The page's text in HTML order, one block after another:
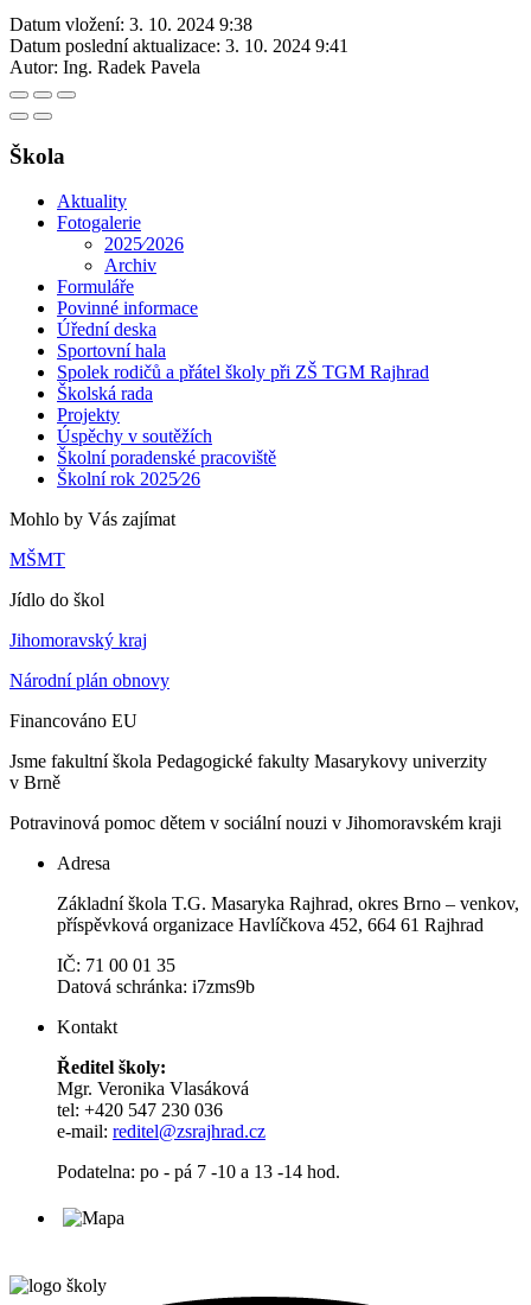
Datum vložení: 3. 10. 2024 9:38
Datum poslední aktualizace: 3. 10. 2024 9:41
Autor: Ing. Radek Pavela
Škola
Aktuality
Fotogalerie
2025⁄2026
Archiv
Formuláře
Povinné informace
Úřední deska
Sportovní hala
Spolek rodičů a přátel školy při ZŠ TGM Rajhrad
Školská rada
Projekty
Úspěchy v soutěžích
Školní poradenské pracoviště
Školní rok 2025⁄26
Mohlo by Vás zajímat
MŠMT
Jídlo do škol
Jihomoravský kraj
Národní plán obnovy
Financováno EU
Jsme fakultní škola Pedagogické fakulty Masarykovy univerzity
v Brně
Potravinová pomoc dětem v sociální nouzi v Jihomoravském kraji
Adresa
Základní škola T.G. Masaryka Rajhrad, okres Brno – venkov,
příspěvková organizace Havlíčkova 452, 664 61 Rajhrad
IČ: 71 00 01 35
Datová schránka: i7zms9b
Kontakt
Ředitel školy:
Mgr. Veronika Vlasáková
tel: +420 547 230 036
e-mail: reditel@zsrajhrad.cz
Podatelna: po - pá 7 -10 a 13 -14 hod.